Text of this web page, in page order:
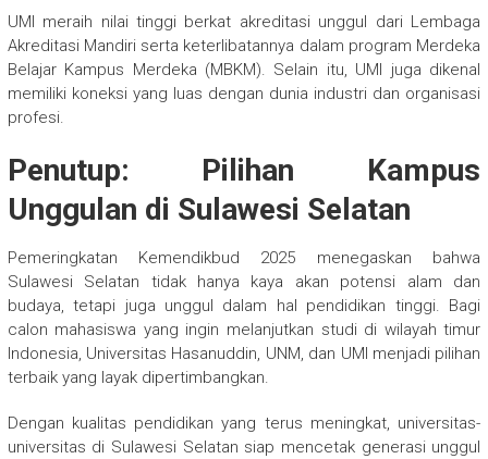
UMI meraih nilai tinggi berkat akreditasi unggul dari Lembaga
Akreditasi Mandiri serta keterlibatannya dalam program Merdeka
Belajar Kampus Merdeka (MBKM). Selain itu, UMI juga dikenal
memiliki koneksi yang luas dengan dunia industri dan organisasi
profesi.
Penutup: Pilihan Kampus
Unggulan di Sulawesi Selatan
Pemeringkatan Kemendikbud 2025 menegaskan bahwa
Sulawesi Selatan tidak hanya kaya akan potensi alam dan
budaya, tetapi juga unggul dalam hal pendidikan tinggi. Bagi
calon mahasiswa yang ingin melanjutkan studi di wilayah timur
Indonesia, Universitas Hasanuddin, UNM, dan UMI menjadi pilihan
terbaik yang layak dipertimbangkan.
Dengan kualitas pendidikan yang terus meningkat, universitas-
universitas di Sulawesi Selatan siap mencetak generasi unggul